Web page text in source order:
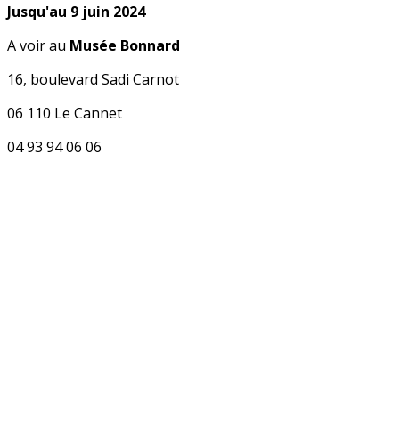
Jusqu'au 9 juin 2024
A voir au Musée Bonnard
16, boulevard Sadi Carnot
06 110 Le Cannet
04 93 94 06 06